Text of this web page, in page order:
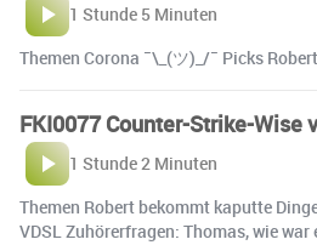
1 Stunde 5 Minuten
Themen Corona ¯\_(ツ)_/¯ Picks
FKI0077 Counter-Strike-Wise
1 Stunde 2 Minuten
Themen Robert bekommt kaputte
VDSL Zuhörerfragen: Thomas, wie